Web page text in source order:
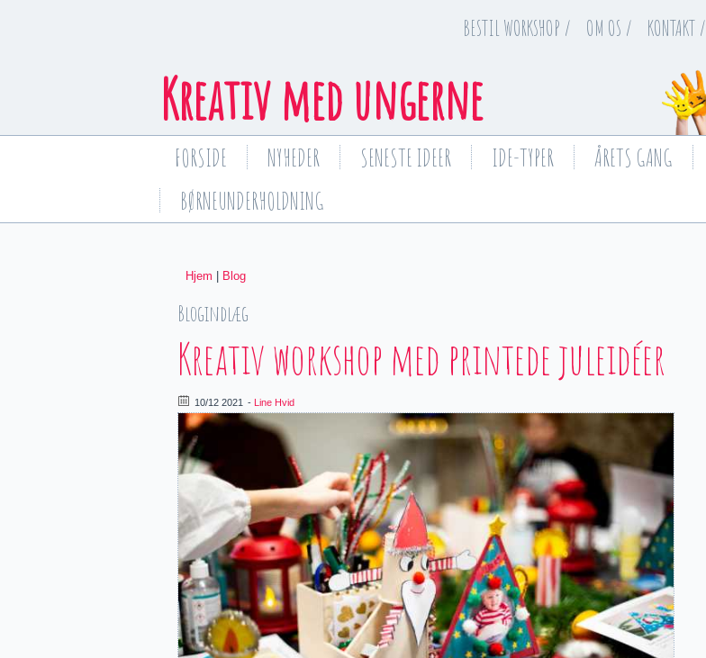
BESTIL WORKSHOP / OM OS / KONTAKT /
Kreativ med ungerne
FORSIDE NYHEDER SENESTE IDEER IDE-TYPER ÅRETS GANG
BØRNEUNDERHOLDNING
You are here
Hjem Blog
Blogindlæg
Kreativ workshop med printede juleidéer
10/12 2021 - Line Hvid